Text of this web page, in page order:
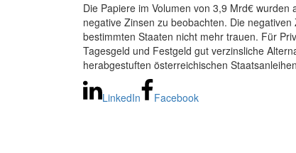
Die Papiere im Volumen von 3,9 Mrd€
negative Zinsen zu beobachten. Die
bestimmten Staaten nicht mehr trauen. Für
Tagesgeld und Festgeld gut verzinsliche
herabgestuften österreichischen
LinkedIn Facebook